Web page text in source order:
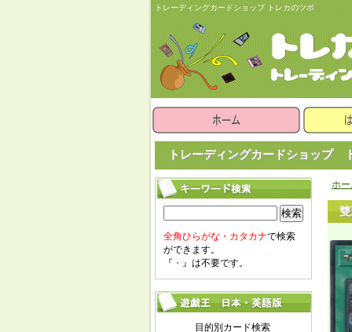
トレーディングカードショップ トレカのツボ
トレーディングカードショップ
検索
全角ひらがな・カタカナで検索
ができます。
『 ・ 』は不要です。
ホ
雙